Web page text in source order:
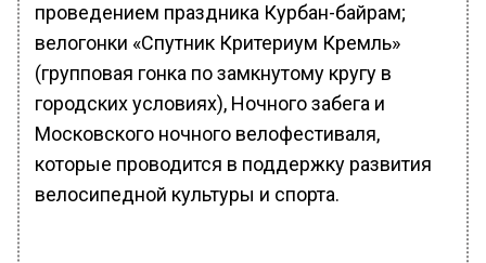
проведением праздника Курбан-байрам;
велогонки «Спутник Критериум Кремль»
(групповая гонка по замкнутому кругу в
городских условиях), Ночного забега и
Московского ночного велофестиваля,
которые проводится в поддержку развития
велосипедной культуры и спорта.